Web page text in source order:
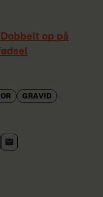
op på
GRAVID